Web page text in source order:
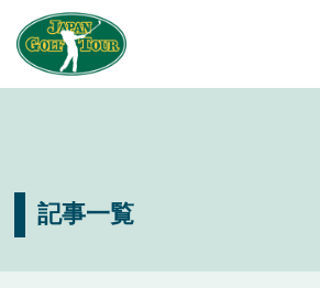
記事一覧